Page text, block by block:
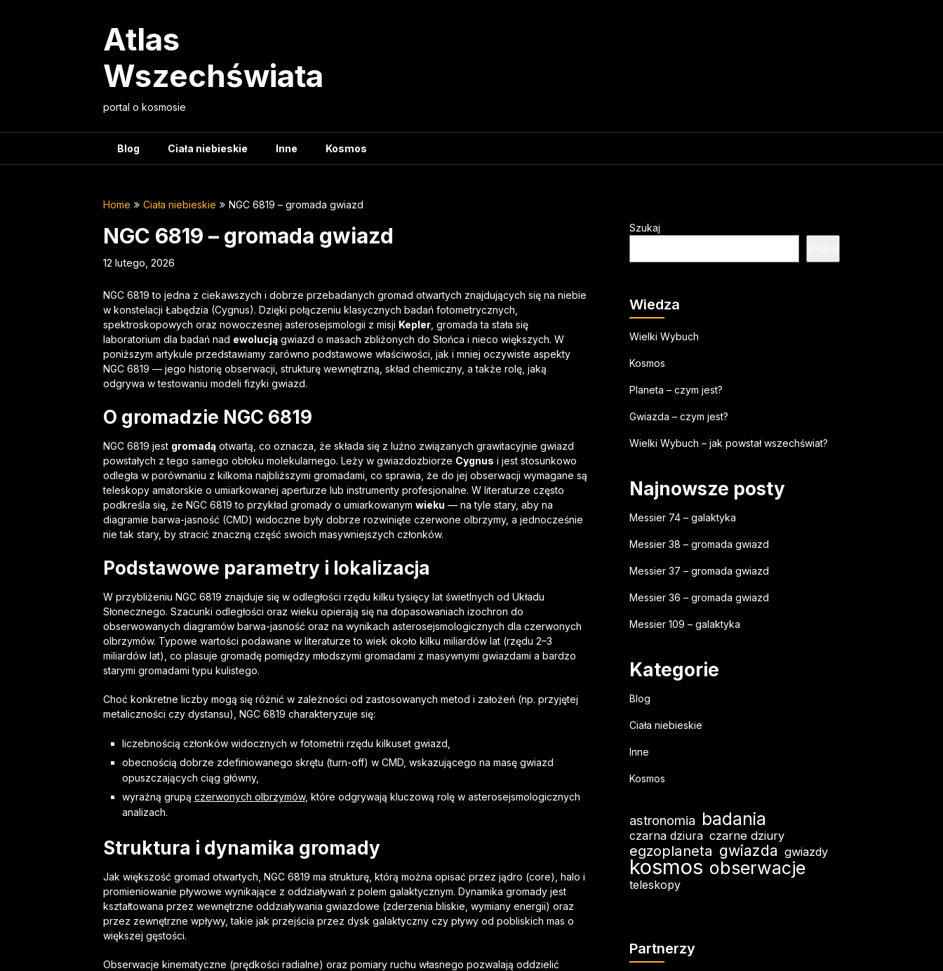
Atlas
Wszechświata
portal o kosmosie
Blog Ciała niebieskie Inne Kosmos
Home Ciała niebieskie NGC 6819 – gromada gwiazd
NGC 6819 – gromada gwiazd
12 lutego, 2026
NGC 6819 to jedna z ciekawszych i dobrze przebadanych gromad otwartych znajdujących się na niebie
w konstelacji Łabędzia (Cygnus). Dzięki połączeniu klasycznych badań fotometrycznych,
spektroskopowych oraz nowoczesnej asterosejsmologii z misji Kepler , gromada ta stała się
laboratorium dla badań nad ewolucją gwiazd o masach zbliżonych do Słońca i nieco większych. W
poniższym artykule przedstawiamy zarówno podstawowe właściwości, jak i mniej oczywiste aspekty
NGC 6819 — jego historię obserwacji, strukturę wewnętrzną, skład chemiczny, a także rolę, jaką
odgrywa w testowaniu modeli fizyki gwiazd.
O gromadzie NGC 6819
NGC 6819 jest gromadą otwartą, co oznacza, że składa się z luźno związanych grawitacyjnie gwiazd
powstałych z tego samego obłoku molekularnego. Leży w gwiazdozbiorze Cygnus i jest stosunkowo
odległa w porównaniu z kilkoma najbliższymi gromadami, co sprawia, że do jej obserwacji wymagane są
teleskopy amatorskie o umiarkowanej aperturze lub instrumenty profesjonalne. W literaturze często
podkreśla się, że NGC 6819 to przykład gromady o umiarkowanym wieku — na tyle stary, aby na
diagramie barwa-jasność (CMD) widoczne były dobrze rozwinięte czerwone olbrzymy, a jednocześnie
nie tak stary, by stracić znaczną część swoich masywniejszych członków.
Podstawowe parametry i lokalizacja
W przybliżeniu NGC 6819 znajduje się w odległości rzędu kilku tysięcy lat świetlnych od Układu
Słonecznego. Szacunki odległości oraz wieku opierają się na dopasowaniach izochron do
obserwowanych diagramów barwa-jasność oraz na wynikach asterosejsmologicznych dla czerwonych
olbrzymów. Typowe wartości podawane w literaturze to wiek około kilku miliardów lat (rzędu 2–3
miliardów lat), co plasuje gromadę pomiędzy młodszymi gromadami z masywnymi gwiazdami a bardzo
starymi gromadami typu kulistego.
Choć konkretne liczby mogą się różnić w zależności od zastosowanych metod i założeń (np. przyjętej
metaliczności czy dystansu), NGC 6819 charakteryzuje się:
liczebnością członków widocznych w fotometrii rzędu kilkuset gwiazd,
obecnością dobrze zdefiniowanego skrętu (turn-off) w CMD, wskazującego na masę gwiazd
opuszczających ciąg główny,
wyraźną grupą czerwonych olbrzymów, które odgrywają kluczową rolę w asterosejsmologicznych
analizach.
Struktura i dynamika gromady
Jak większość gromad otwartych, NGC 6819 ma strukturę, którą można opisać przez jądro (core), halo i
promieniowanie pływowe wynikające z oddziaływań z polem galaktycznym. Dynamika gromady jest
kształtowana przez wewnętrzne oddziaływania gwiazdowe (zderzenia bliskie, wymiany energii) oraz
przez zewnętrzne wpływy, takie jak przejścia przez dysk galaktyczny czy pływy od pobliskich mas o
większej gęstości.
Obserwacje kinematyczne (prędkości radialne) oraz pomiary ruchu własnego pozwalają oddzielić
Szukaj
Wiedza
Wielki Wybuch
Kosmos
Planeta – czym jest?
Gwiazda – czym jest?
Wielki Wybuch – jak powstał wszechświat?
Najnowsze posty
Messier 74 – galaktyka
Messier 38 – gromada gwiazd
Messier 37 – gromada gwiazd
Messier 36 – gromada gwiazd
Messier 109 – galaktyka
Kategorie
Blog
Ciała niebieskie
Inne
Kosmos
astronomia badania
czarna dziura czarne dziury
egzoplaneta gwiazda gwiazdy
kosmos obserwacje
teleskopy
Partnerzy